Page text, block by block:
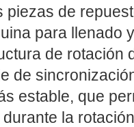
piezas de
para llenado
de rotación
de
estable, que
la